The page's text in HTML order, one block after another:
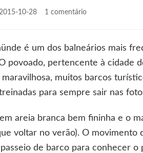
2015-10-28 1 comentárioem
é um dos balneários mais
povoado, pertencente à cidade
maravilhosa, muitos barcos
para sempre sair nas
areia branca bem fininha e o
voltar no verão). O movimento
de barco para conhecer